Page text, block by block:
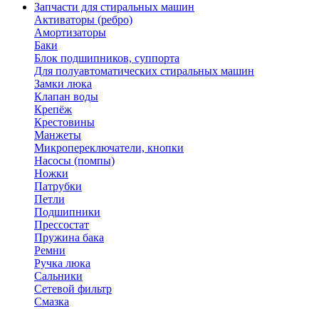
Запчасти для стиральных машин
Активаторы (ребро)
Амортизаторы
Баки
Блок подшипников, суппорта
Для полуавтоматических стиральных машин
Замки люка
Клапан воды
Крепёж
Крестовины
Манжеты
Микропереключатели, кнопки
Насосы (помпы)
Ножки
Патрубки
Петли
Подшипники
Прессостат
Пружина бака
Ремни
Ручка люка
Сальники
Сетевой фильтр
Смазка